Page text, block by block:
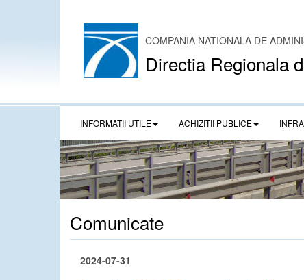
COMPANIA NATIONALA DE
Directia Regionala
INFORMATII UTILE ACHIZITII PUBLICE
Comunicate
2024-07-31